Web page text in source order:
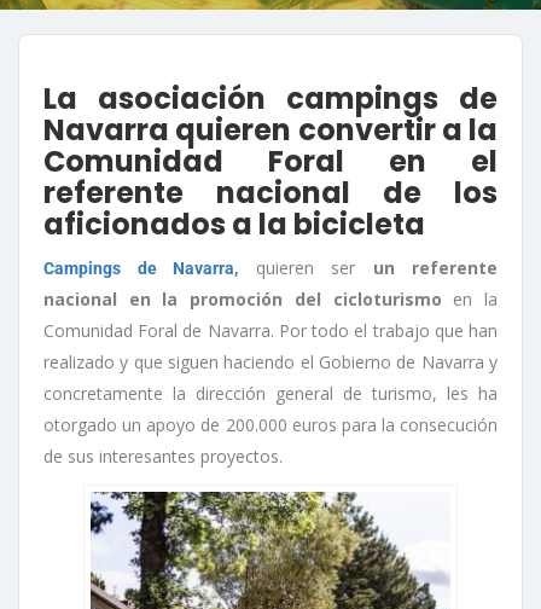
La asociación campings de
Navarra quieren convertir a la
Comunidad Foral en el
referente nacional de los
aficionados a la bicicleta
Campings de Navarra, quieren ser un referente
nacional en la promoción del cicloturismo en la
Comunidad Foral de Navarra. Por todo el trabajo que han
realizado y que siguen haciendo el Gobierno de Navarra y
concretamente la dirección general de turismo, les ha
otorgado un apoyo de 200.000 euros para la consecución
de sus interesantes proyectos.